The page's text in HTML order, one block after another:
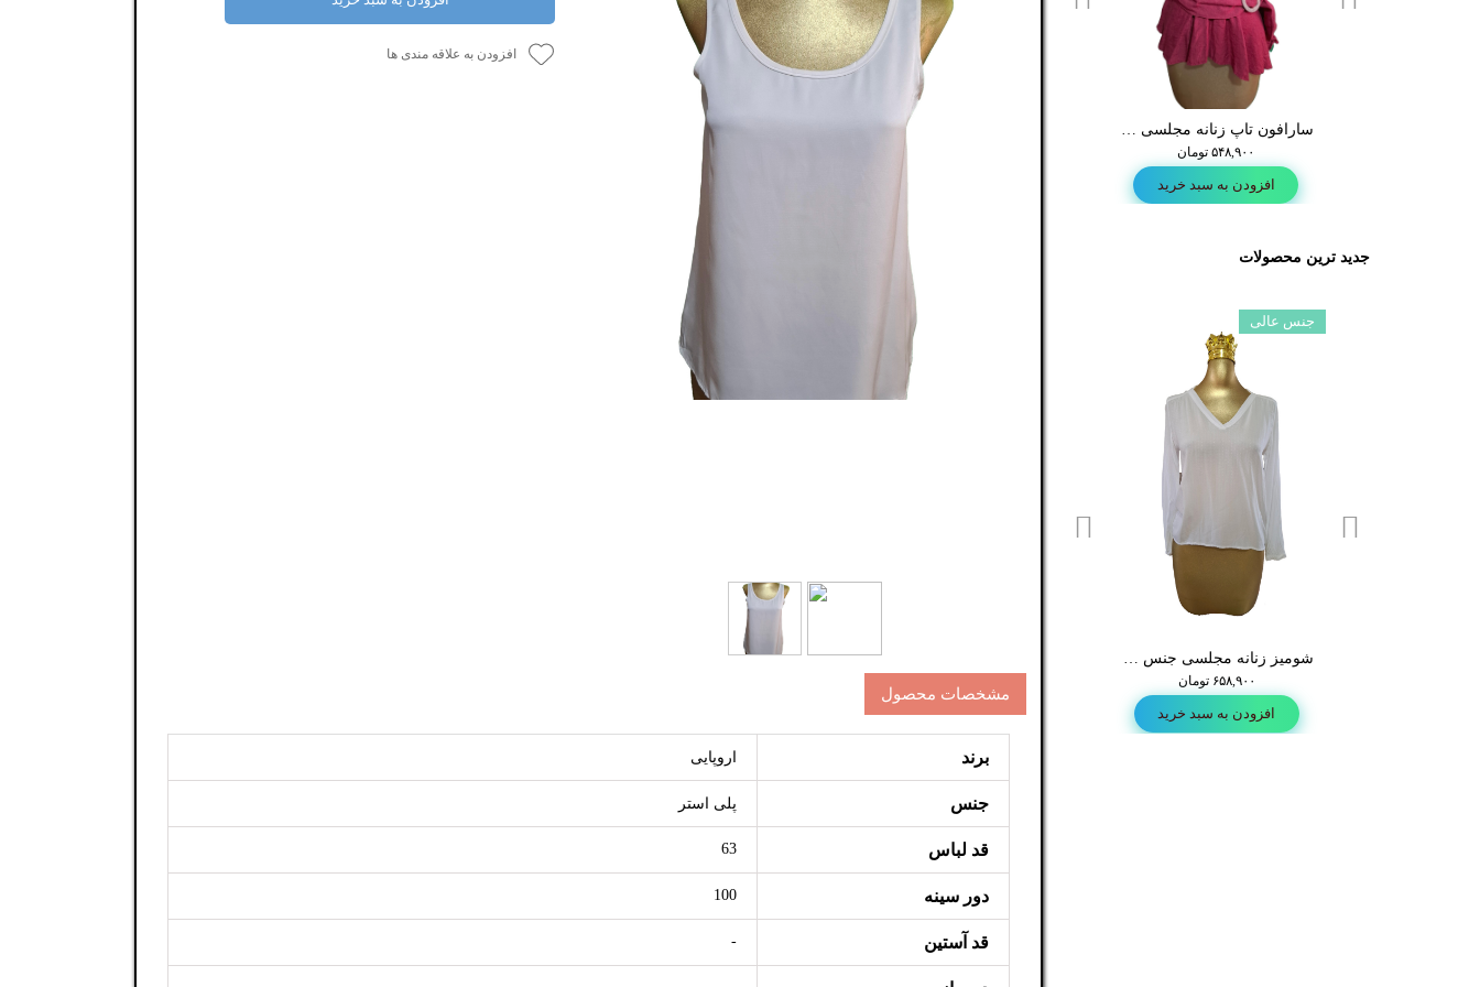
افزودن به علاقه مندی ها
مشخصات محصول
برند اروپایی
جنس پلی استر
قد لباس 63
دور سینه 100
قد آستین -
سارافون تاپ زنانه مجلسی مدل کمر دار رنگ زرشکی (استوک)
۵۴۸,۹۰۰ تومان
افزودن به سبد خرید
جدید ترین محصولات
افزودن به سبد خرید
۶۵۸,۹۰۰ تومان
افزودن به سبد خرید
جنس عالی